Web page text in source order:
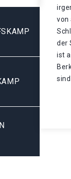
von
der
ist